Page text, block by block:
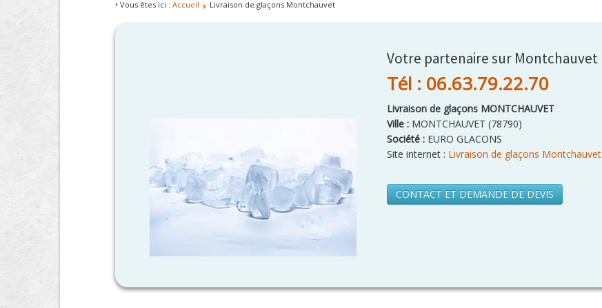
• Vous êtes ici : Accueil Livraison de glaçons Montchauvet
Votre partenaire sur Montchauvet
Tél : 06.63.79.22.70
Livraison de glaçons MONTCHAUVET
Ville : MONTCHAUVET (78790)
Société : EURO GLACONS
Site internet : Livraison de glaçons Montchauvet
CONTACT ET DEMANDE DE DEVIS